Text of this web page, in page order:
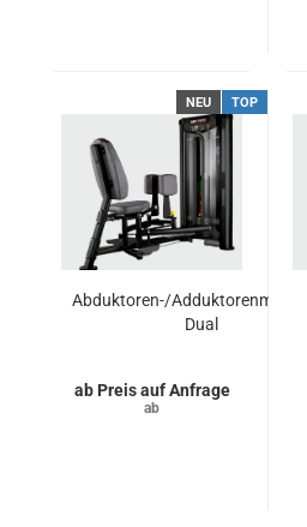
NEU TOP
Abduktoren-/
Dual
Preis auf Anfrage